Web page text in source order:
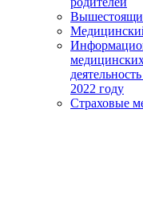
2022 году
Страховые